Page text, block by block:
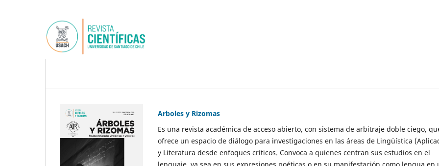
Arboles y Rizomas
Es una revista académica de acceso abierto, con sistema de arbitraje doble ciego,
ofrece un espacio de diálogo para investigaciones en las áreas de Lingüística
y Literatura desde enfoques críticos. Convoca a quienes centran sus estudios en el